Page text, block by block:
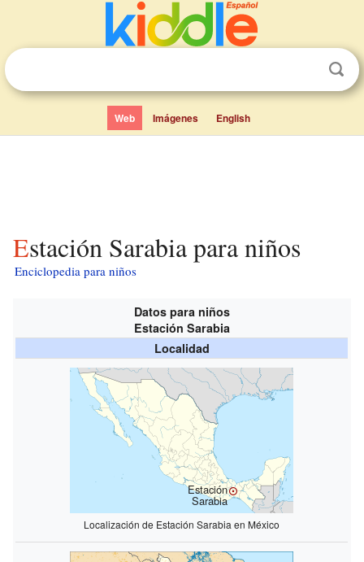
Web Imágenes English
Estación Sarabia para niños
Enciclopedia para niños
Datos para niños
Estación Sarabia
Localidad
Estación
Sarabia
Localización de Estación Sarabia en México